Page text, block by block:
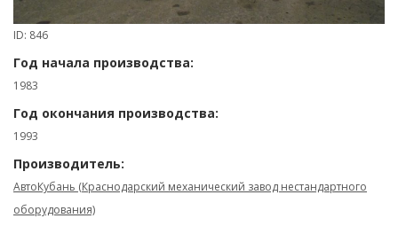
ID: 846
Год начала производства:
1983
Год окончания производства:
1993
Производитель:
АвтоКубань (Краснодарский механический завод нестандартного
оборудования)